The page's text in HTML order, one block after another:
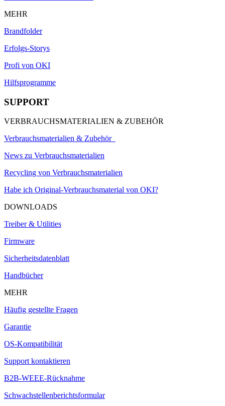
MEHR
Brandfolder
Erfolgs-Storys
Profi von OKI
Hilfsprogramme
SUPPORT
VERBRAUCHSMATERIALIEN & ZUBEHÖR
Verbrauchsmaterialien & Zubehör
News zu Verbrauchsmaterialien
Recycling von Verbrauchsmaterialien
Habe ich Original-Verbrauchsmaterial von OKI?
DOWNLOADS
Treiber & Utilities
Firmware
Sicherheitsdatenblatt
Handbücher
MEHR
Häufig gestellte Fragen
Garantie
OS-Kompatibilität
Support kontaktieren
B2B-WEEE-Rücknahme
Schwachstellenberichtsformular